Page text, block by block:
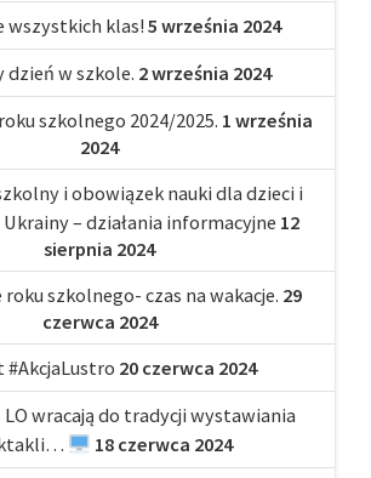
wszystkich klas! 5 września 2024
dzień w szkole. 2 września 2024
szkolnego 2024/2025. 1 września
2024
i obowiązek nauki dla dzieci i
Ukrainy – działania informacyjne 12
sierpnia 2024
szkolnego- czas na wakacje. 29
czerwca 2024
#AkcjaLustro 20 czerwca 2024
wracają do tradycji wystawiania
18 czerwca 2024